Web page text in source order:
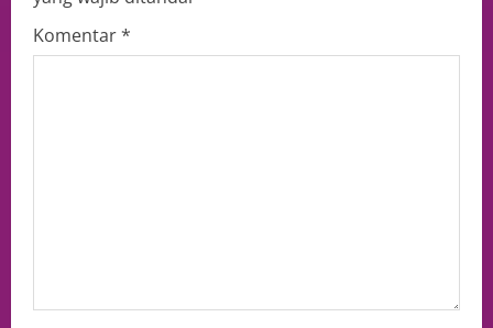
Komentar*